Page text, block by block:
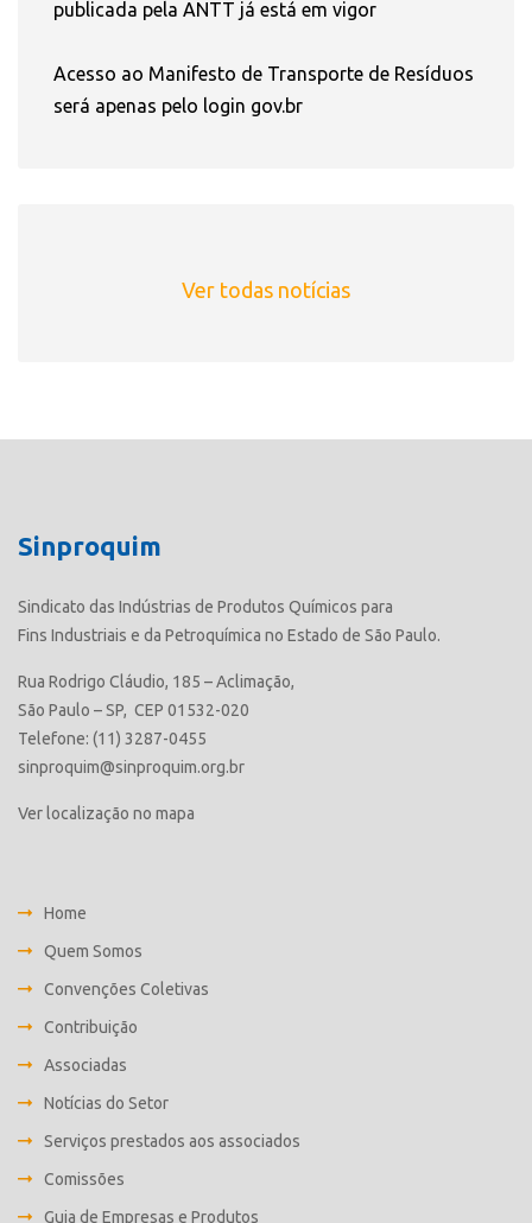
publicada pela ANTT já está em vigor
Acesso ao Manifesto de Transporte de Resíduos
será apenas pelo login gov.br
Ver todas notícias
Sinproquim
Sindicato das Indústrias de Produtos Químicos para
Fins Industriais e da Petroquímica no Estado de São Paulo.
Rua Rodrigo Cláudio, 185 – Aclimação,
São Paulo – SP, CEP 01532-020
Telefone: (11) 3287-0455
sinproquim@sinproquim.org.br
Ver localização no mapa
Home
Quem Somos
Convenções Coletivas
Contribuição
Associadas
Notícias do Setor
Serviços prestados aos associados
Comissões
Guia de Empresas e Produtos